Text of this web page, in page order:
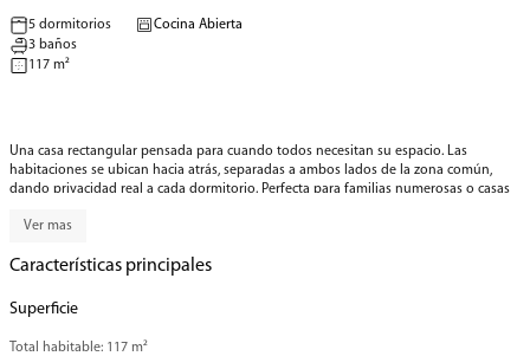
5 dormitorios
3 baños
117 m²
Cocina Abierta
Una casa rectangular pensada para cuando todos necesitan su espacio. Las
habitaciones se ubican hacia atrás, separadas a ambos lados de la zona común,
dando privacidad real a cada dormitorio. Perfecta para familias numerosas o casas
conectando todo sin que tengas que cruzar piezas ajenas. Espacios claros,
3 Baños
Cocina Abierta
Logia
Ver mas
Características principales
Superficie
Total habitable: 117 m²